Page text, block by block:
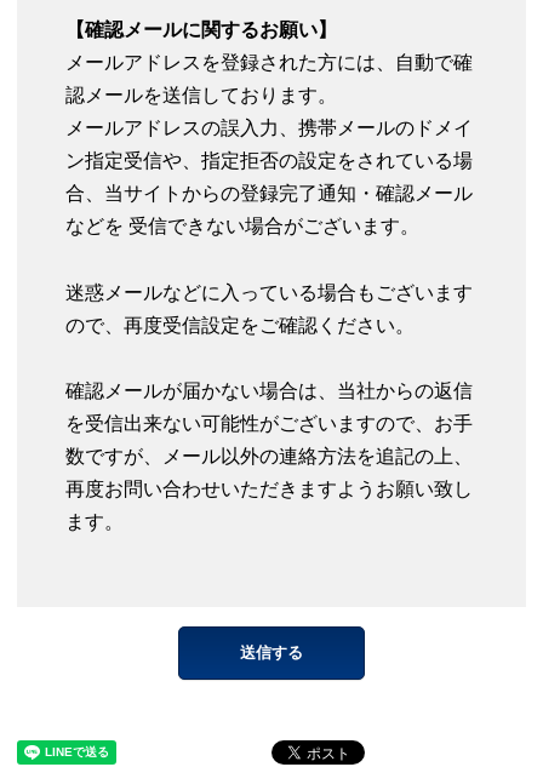
【確認メールに関するお願い】
メールアドレスを登録された方には、自動で確
認メールを送信しております。
メールアドレスの誤入力、携帯メールのドメイ
ン指定受信や、指定拒否の設定をされている場
合、当サイトからの登録完了通知・確認メール
などを 受信できない場合がございます。
迷惑メールなどに入っている場合もございます
ので、再度受信設定をご確認ください。
確認メールが届かない場合は、当社からの返信
を受信出来ない可能性がございますので、お手
数ですが、メール以外の連絡方法を追記の上、
再度お問い合わせいただきますようお願い致し
ます。